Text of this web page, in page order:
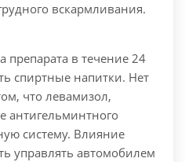
вскармливания.
препарата в течение 24
спиртные напитки. Нет
что левамизол,
антигельминтного
систему. Влияние
управлять автомобилем